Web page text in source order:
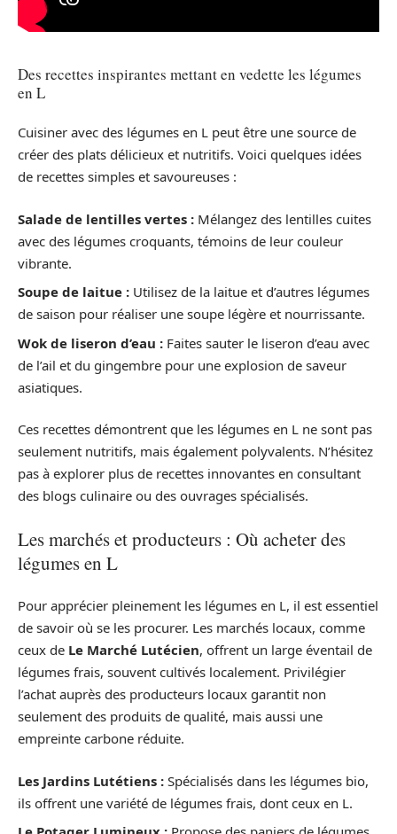
Des recettes inspirantes mettant en vedette les légumes
en L
Cuisiner avec des légumes en L peut être une source de
créer des plats délicieux et nutritifs. Voici quelques idées
de recettes simples et savoureuses :
Salade de lentilles vertes : Mélangez des lentilles cuites
avec des légumes croquants, témoins de leur couleur
vibrante.
Soupe de laitue : Utilisez de la laitue et d’autres légumes
de saison pour réaliser une soupe légère et nourrissante.
Wok de liseron d’eau : Faites sauter le liseron d’eau avec
de l’ail et du gingembre pour une explosion de saveur
asiatiques.
Ces recettes démontrent que les légumes en L ne sont pas
seulement nutritifs, mais également polyvalents. N’hésitez
pas à explorer plus de recettes innovantes en consultant
des blogs culinaire ou des ouvrages spécialisés.
Les marchés et producteurs : Où acheter des
légumes en L
Pour apprécier pleinement les légumes en L, il est essentiel
de savoir où se les procurer. Les marchés locaux, comme
ceux de Le Marché Lutécien, offrent un large éventail de
légumes frais, souvent cultivés localement. Privilégier
l’achat auprès des producteurs locaux garantit non
seulement des produits de qualité, mais aussi une
empreinte carbone réduite.
Les Jardins Lutétiens : Spécialisés dans les légumes bio,
ils offrent une variété de légumes frais, dont ceux en L.